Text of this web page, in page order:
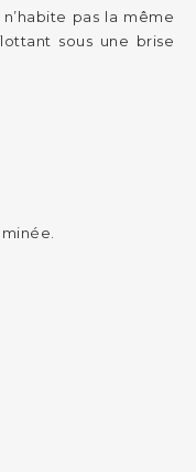
pas la même
sous une brise